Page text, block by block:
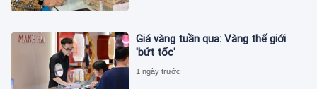
Giá vàng tuần qua: Vàng thế giới
'bứt tốc'
1 ngày trước